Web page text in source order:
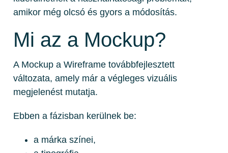
amikor még olcsó és gyors a módosítás.
Mi az a Mockup?
A Mockup a Wireframe továbbfejlesztett
változata, amely már a végleges vizuális
megjelenést mutatja.
Ebben a fázisban kerülnek be:
a márka színei,